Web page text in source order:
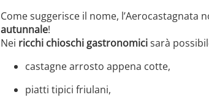
Come suggerisce il nome,
autunnale!
Nei ricchi chioschi gastronomicisarà
castagne arrosto appena cotte,
piatti tipici friulani,